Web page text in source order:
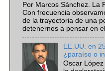
Por Marcos Sánchez. La
Con frecuencia
de la trayectoria de una
detenernos a pensar en el
EE.UU. en
¿paraíso o
Oscar